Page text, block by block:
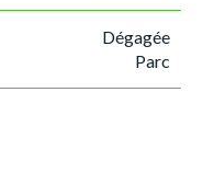
Dégagée
Parc